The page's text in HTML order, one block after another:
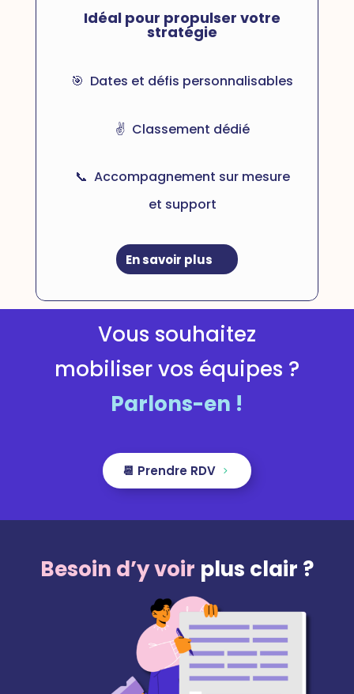
Idéal pour propulser votre
stratégie
🎯 Dates et défis personnalisables
✌️ Classement dédié
📞 Accompagnement sur mesure
et support
En savoir plus
Vous souhaitez
mobiliservos équipes ?
Parlons-en !
📆 Prendre RDV
Besoin d’y voir plus clair ?